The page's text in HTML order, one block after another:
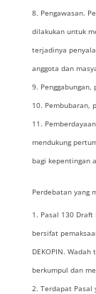
Pengawasan.
dilakukan untuk
terjadinya
anggota dan
Pembubaran,
mendukung
bagi kepentingan
Perdebatan yang
Pasal 130 Draft
bersifat
DEKOPIN.
berkumpul dan
Terdapat Pasal